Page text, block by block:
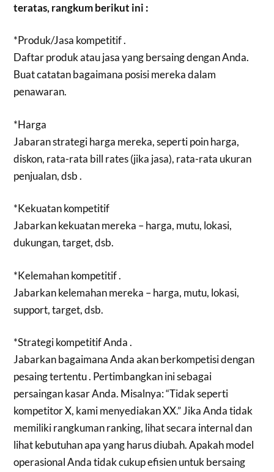
teratas, rangkum berikut ini :
*Produk/Jasa kompetitif .
Daftar produk atau jasa yang bersaing dengan Anda.
Buat catatan bagaimana posisi mereka dalam
penawaran.
*Harga
Jabaran strategi harga mereka, seperti poin harga,
diskon, rata-rata bill rates (jika jasa), rata-rata ukuran
penjualan, dsb .
*Kekuatan kompetitif
Jabarkan kekuatan mereka – harga, mutu, lokasi,
dukungan, target, dsb.
*Kelemahan kompetitif .
Jabarkan kelemahan mereka – harga, mutu, lokasi,
support, target, dsb.
*Strategi kompetitif Anda .
Jabarkan bagaimana Anda akan berkompetisi dengan
pesaing tertentu . Pertimbangkan ini sebagai
persaingan kasar Anda. Misalnya: “Tidak seperti
kompetitor X, kami menyediakan XX.” Jika Anda tidak
memiliki rangkuman ranking, lihat secara internal dan
lihat kebutuhan apa yang harus diubah. Apakah model
operasional Anda tidak cukup efisien untuk bersaing